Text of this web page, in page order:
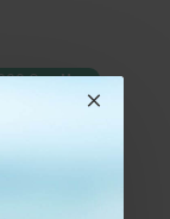
Ορο Ματ